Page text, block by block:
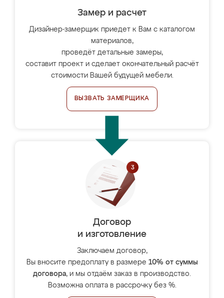
Замер и расчет
Дизайнер-замерщик приедет к Вам с каталогом
материалов,
проведёт детальные замеры,
составит проект и сделает окончательный расчёт
стоимости Вашей будущей мебели.
ВЫЗВАТЬ ЗАМЕРЩИКА
Договор
и изготовление
Заключаем договор,
Вы вносите предоплату в размере 10% от суммы
договора, и мы отдаём заказ в производство.
Возможна оплата в рассрочку без %.